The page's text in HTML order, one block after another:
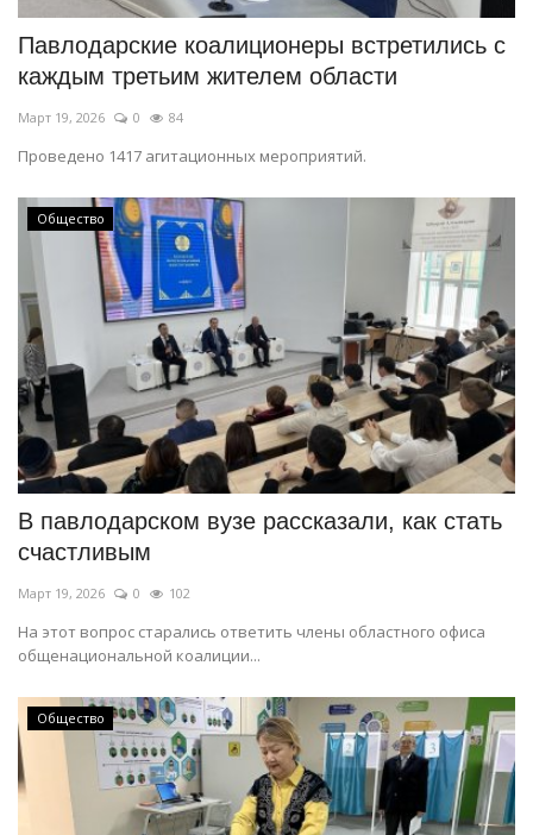
Чек-лист
РАЗВЛЕЧЕНИЯ
Курултай
Язык
Қазақша Русский
Павлодарские коалиционеры встретились с
каждым третьим жителем области
Март 19, 2026 0 84
Проведено 1417 агитационных мероприятий.
Общество
В павлодарском вузе рассказали, как стать
счастливым
Март 19, 2026 0 102
На этот вопрос старались ответить члены областного офиса
общенациональной коалиции...
Общество